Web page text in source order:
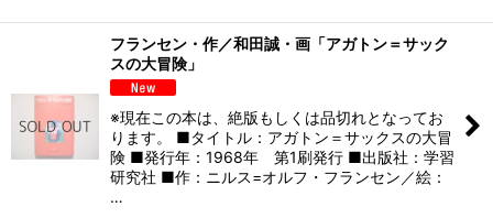
フランセン・作／和田誠・画「アガトン＝サック
スの大冒険」
※現在この本は、絶版もしくは品切れとなってお
ります。 ■タイトル：アガトン＝サックスの大冒
険 ■発行年：1968年 第1刷発行 ■出版社：学習
研究社 ■作：ニルス=オルフ・フランセン／絵：
…